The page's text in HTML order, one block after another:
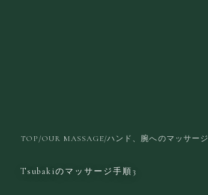
TOP/OUR MASSAGE/ハンド、腕へのマッサージ
Tsubakiのマッサージ手順3